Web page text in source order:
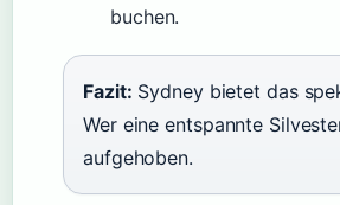
buchen.
Fazit: Sydney bietet das
Wer eine entspannte
aufgehoben.